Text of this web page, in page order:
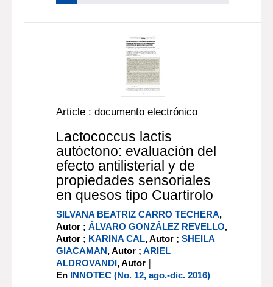
Article : documento electrónico
Lactococcus lactis
autóctono: evaluación del
efecto antilisterial y de
propiedades sensoriales
en quesos tipo Cuartirolo
SILVANA BEATRIZ CARRO TECHERA,
Autor ;ÁLVARO GONZÁLEZ REVELLO,
Autor ; KARINA CAL, Autor ;SHEILA
GIACAMAN, Autor ;ARIEL
ALDROVANDI, Autor |
En INNOTEC (No. 12, ago.-dic. 2016)